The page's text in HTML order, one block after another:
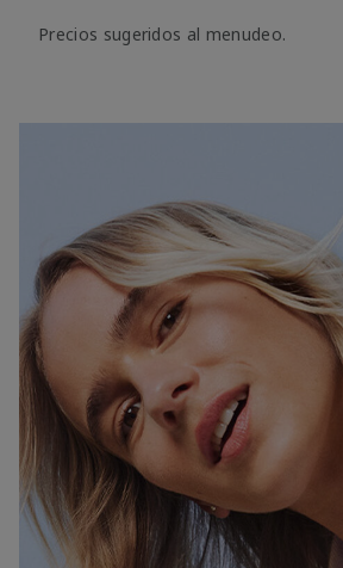
Precios sugeridos al menudeo.